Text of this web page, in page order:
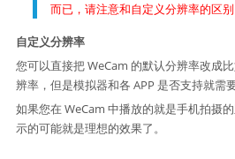
而已，请注意和自定义分辨率的区别
自定义分辨率
您可以直接把 WeCam 的默认分辨率改成
辨率，但是模拟器和各 APP 是否支持就需
如果您在 WeCam 中播放的就是手机拍摄
示的可能就是理想的效果了。